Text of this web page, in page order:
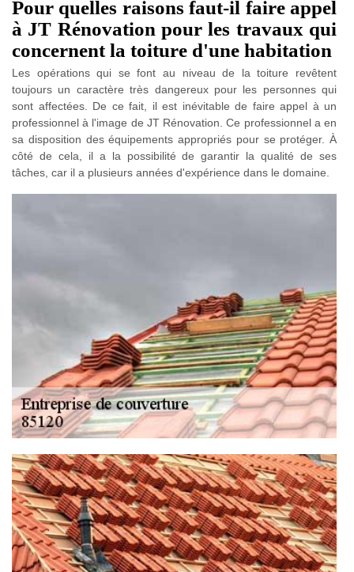
Pour quelles raisons faut-il faire appel
à JT Rénovation pour les travaux qui
concernent la toiture d'une habitation
Les opérations qui se font au niveau de la toiture revêtent
toujours un caractère très dangereux pour les personnes qui
sont affectées. De ce fait, il est inévitable de faire appel à un
professionnel à l'image de JT Rénovation. Ce professionnel a en
sa disposition des équipements appropriés pour se protéger. À
côté de cela, il a la possibilité de garantir la qualité de ses
tâches, car il a plusieurs années d'expérience dans le domaine.